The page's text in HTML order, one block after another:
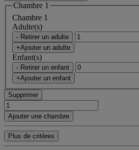
Chambre 1
Chambre 1
Adulte(s)
- Retirer un adulte
+Ajouter un adulte
Enfant(s)
- Retirer un enfant
+Ajouter un enfant
Supprimer
Ajouter une chambre
Plus de critères